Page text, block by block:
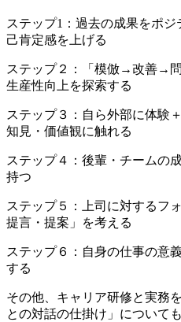
ステップ1：過去の成果をポ
己肯定感を上げる
ステップ２：「模倣→改善→
生産性向上を探索する
ステップ３：自ら外部に体験
知見・価値観に触れる
ステップ４：後輩・チームの
持つ
ステップ５：上司に対するフ
提言・提案」を考える
ステップ６：自身の仕事の意
する
その他、キャリア研修と実務
との対話の仕掛け」について